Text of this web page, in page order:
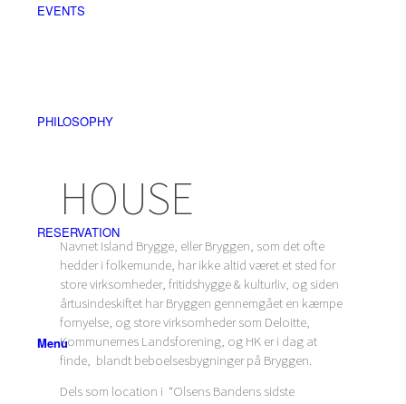
EVENTS
PHILOSOPHY
RESERVATION
Menu
HOUSE
Navnet Island Brygge, eller Bryggen, som det ofte
hedder i folkemunde, har ikke altid været et sted for
store virksomheder, fritidshygge & kulturliv, og siden
årtusindeskiftet har Bryggen gennemgået en kæmpe
fornyelse, og store virksomheder som Deloitte,
Kommunernes Landsforening, og HK er i dag at
finde, blandt beboelsesbygninger på Bryggen.
Dels som location i “Olsens Bandens sidste